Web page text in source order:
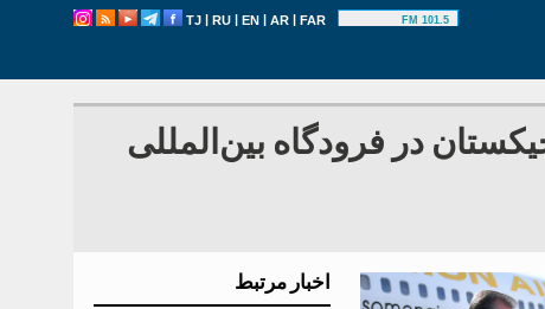
TJ | RU | EN | AR | FAR 101.5 FM
در فرودگاه بین‌المللی
اخبار مرتبط